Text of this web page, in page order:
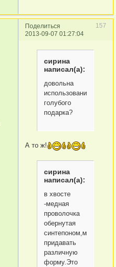
Поделиться
157
2013-09-07 01:27:04
сирина
написал(а):
довольна
использованием
голубого
подарка?
А то ж!
сирина
написал(а):
в хвосте
-медная
проволочка
обернутая
синтепоном,можно
придавать
различную
форму.Это